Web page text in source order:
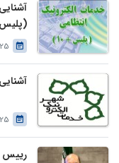
25 دی 1397
25 دی 1397
رییس